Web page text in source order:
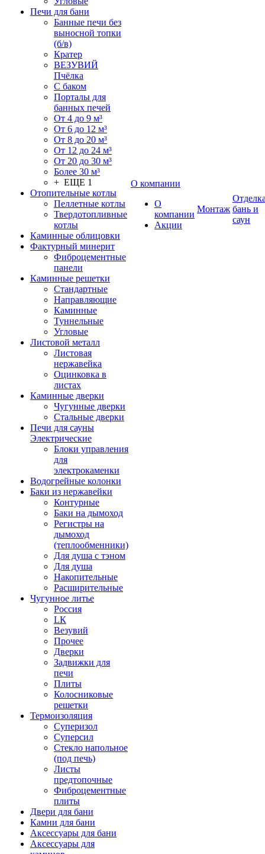
Печи для бани
Банные печи без
выносной топки
(б/в)
Кратер
ВЕЗУВИЙ
Пчёлка
С баком
Порталы для
банных печей
От 4 до 9 м³
От 6 до 12 м³
От 8 до 20 м³
От 12 до 24 м³
От 20 до 30 м³
Более 30 м³
+ ЕЩЕ 1
Отопительные котлы
Пеллетные котлы
Твердотопливные
котлы
Каминные облицовки
Фактурный минерит
Фиброцементные
панели
Каминные решетки
Стандартные
Направляющие
Каминные
Туннельные
Угловые
Листовой металл
Листовая
нержавейка
Оцинковка в
листах
Каминные дверки
Чугунные дверки
Стальные дверки
Печи для сауны
Электрические
Блоки управления
для
электрокаменки
Водогрейные колонки
Баки из нержавейки
Контурные
Баки на дымоход
Регистры на
дымоход
(теплообменники)
Для душа с тэном
Для душа
Накопительные
Расширительные
Чугунное литье
Россия
LК
Везувий
Прочее
Дверки
Задвижки для
печи
Плиты
Колосниковые
решетки
Термоизоляция
Суперизол
Суперсил
Стекло напольное
(под печь)
Листы
предтопочные
Фиброцементные
плиты
Двери для бани
Камни для бани
Аксессуары для бани
Аксессуары для
О компании
О
компании
Акции
Монтаж бань и
саун